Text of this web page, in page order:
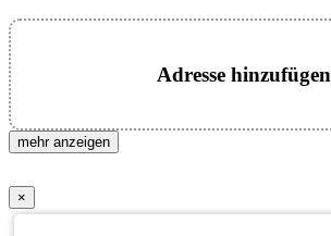
Adresse hinzufügen
mehr anzeigen
×